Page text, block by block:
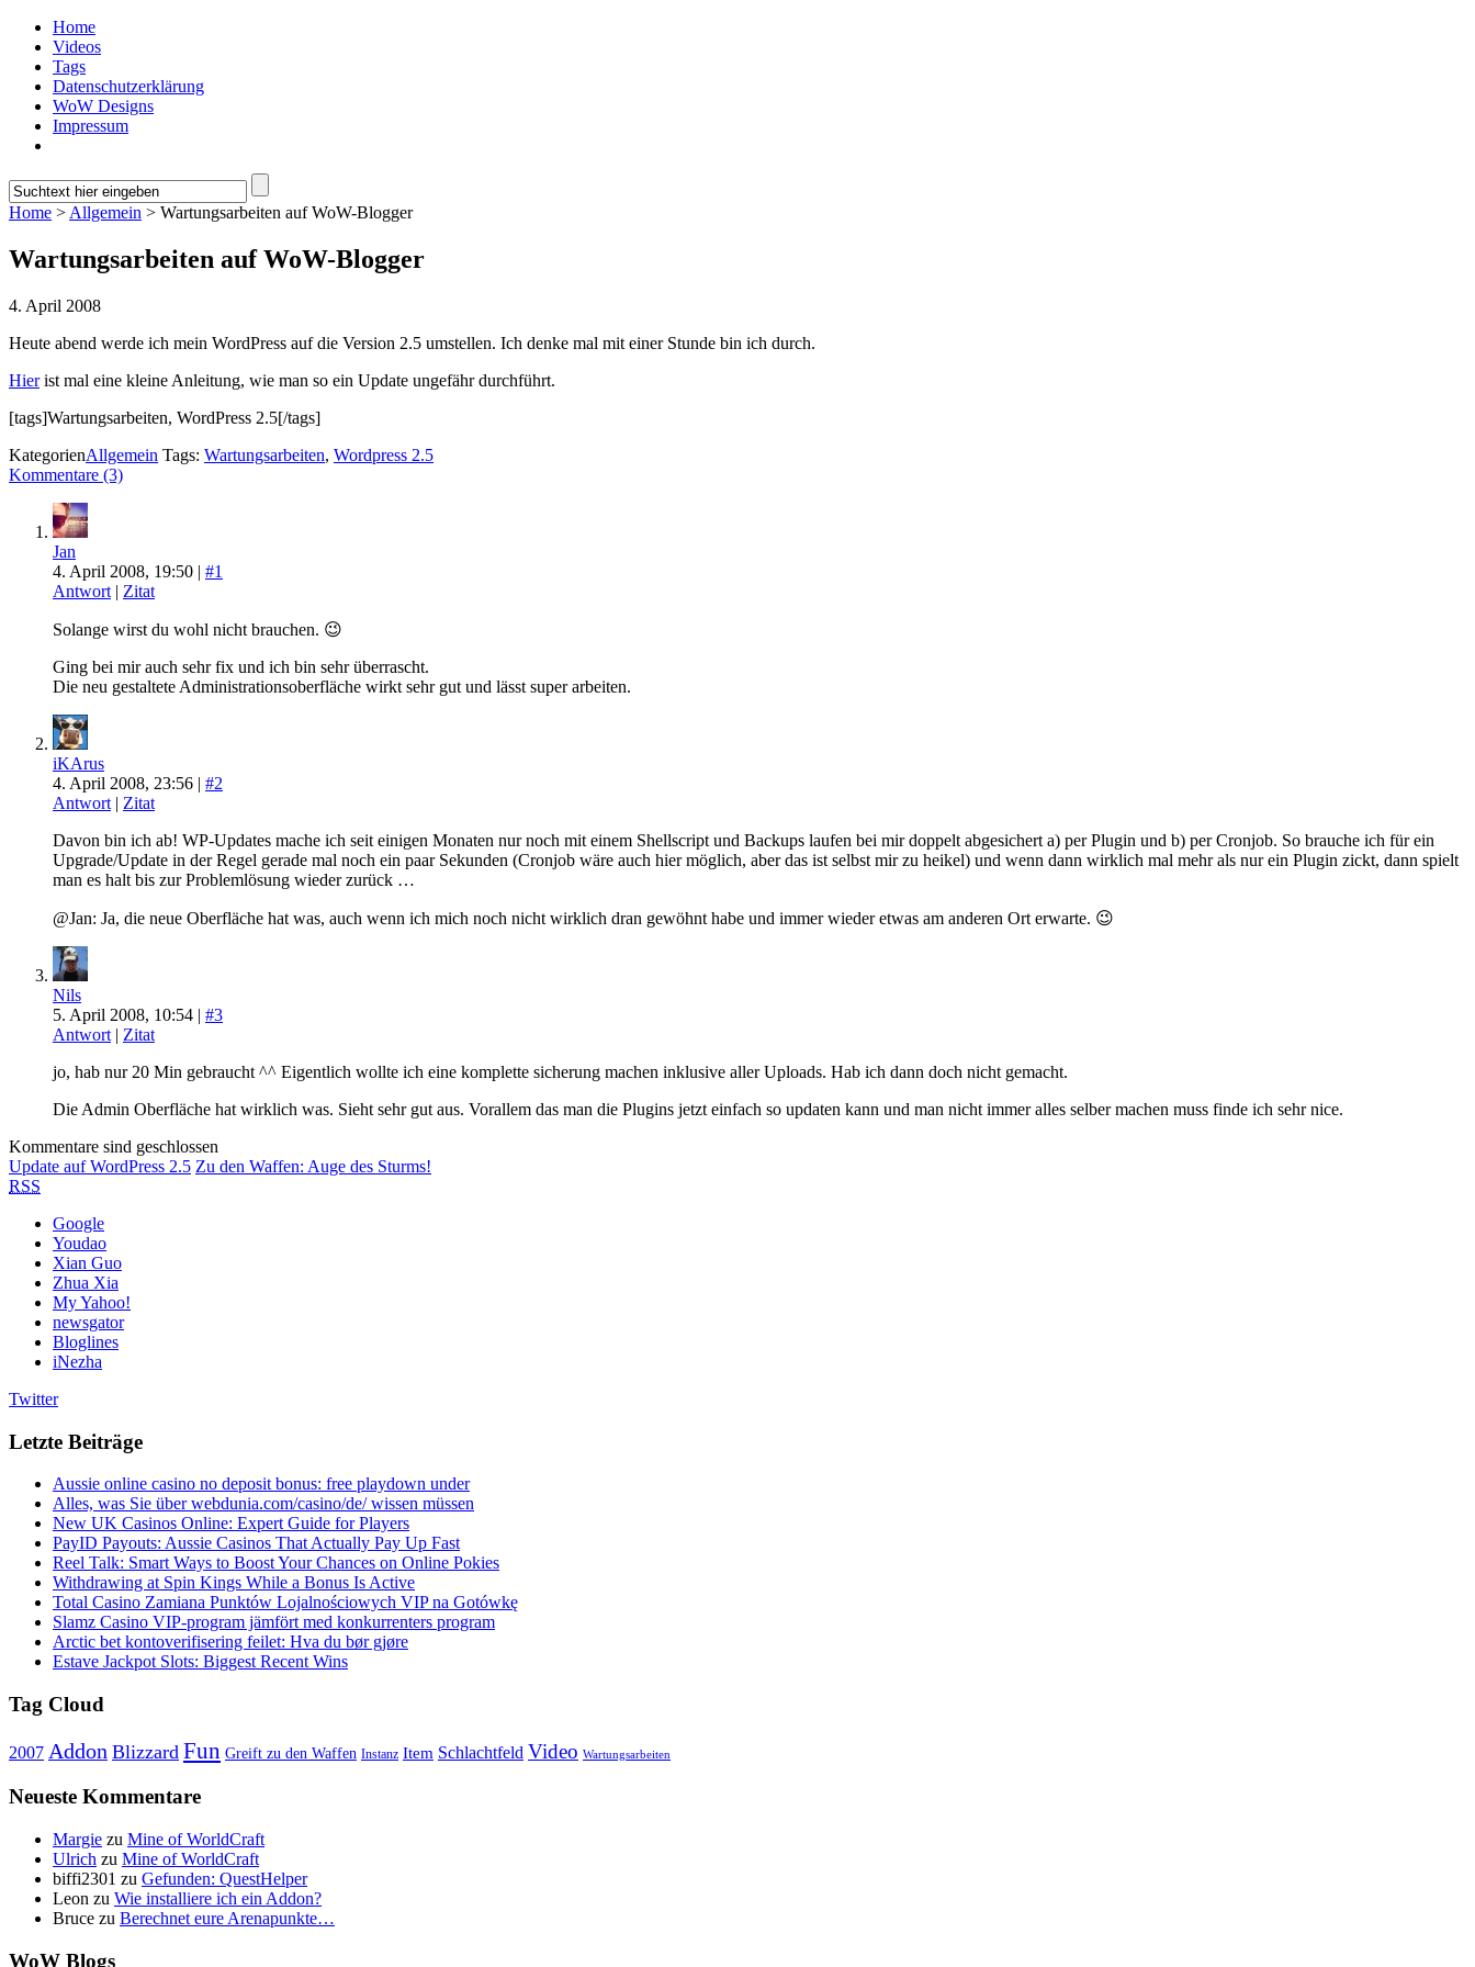
Home
Videos
Tags
Datenschutzerklärung
WoW Designs
Impressum
Home > Allgemein > Wartungsarbeiten auf WoW-Blogger
Wartungsarbeiten auf WoW-Blogger
4. April 2008
Heute abend werde ich mein WordPress auf die Version 2.5 umstellen. Ich denke mal mit einer Stunde bin ich durch.
Hierist mal eine kleine Anleitung, wie man so ein Update ungefähr durchführt.
[tags]Wartungsarbeiten, WordPress 2.5[/tags]
KategorienAllgemein Tags: Wartungsarbeiten, Wordpress 2.5
Kommentare (3)
Jan
4. April 2008, 19:50 | #1
Antwort | Zitat
Solange wirst du wohl nicht brauchen. 😉
Ging bei mir auch sehr fix und ich bin sehr überrascht.
Die neu gestaltete Administrationsoberfläche wirkt sehr gut und lässt super arbeiten.
iKArus
4. April 2008, 23:56 | #2
Antwort | Zitat
Davon bin ich ab! WP-Updates mache ich seit einigen Monaten nur noch mit einem Shellscript und Backups laufen bei mir doppelt abgesichert a) per Plugin und b) per Cronjob. So brauche ich für ein
Upgrade/Update in der Regel gerade mal noch ein paar Sekunden (Cronjob wäre auch hier möglich, aber das ist selbst mir zu heikel) und wenn dann wirklich mal mehr als nur ein Plugin zickt, dann spielt
man es halt bis zur Problemlösung wieder zurück …
@Jan: Ja, die neue Oberfläche hat was, auch wenn ich mich noch nicht wirklich dran gewöhnt habe und immer wieder etwas am anderen Ort erwarte. 😉
Nils
5. April 2008, 10:54 | #3
Antwort | Zitat
jo, hab nur 20 Min gebraucht ^^ Eigentlich wollte ich eine komplette sicherung machen inklusive aller Uploads. Hab ich dann doch nicht gemacht.
Die Admin Oberfläche hat wirklich was. Sieht sehr gut aus. Vorallem das man die Plugins jetzt einfach so updaten kann und man nicht immer alles selber machen muss finde ich sehr nice.
Kommentare sind geschlossen
Update auf WordPress 2.5 Zu den Waffen: Auge des Sturms!
RSS
Google
Youdao
Xian Guo
Zhua Xia
My Yahoo!
newsgator
Bloglines
iNezha
Twitter
Letzte Beiträge
Aussie online casino no deposit bonus: free playdown under
Alles, was Sie über webdunia.com/casino/de/ wissen müssen
New UK Casinos Online: Expert Guide for Players
PayID Payouts: Aussie Casinos That Actually Pay Up Fast
Reel Talk: Smart Ways to Boost Your Chances on Online Pokies
Withdrawing at Spin Kings While a Bonus Is Active
Total Casino Zamiana Punktów Lojalnościowych VIP na Gotówkę
Slamz Casino VIP-program jämfört med konkurrenters program
Arctic bet kontoverifisering feilet: Hva du bør gjøre
Estave Jackpot Slots: Biggest Recent Wins
Tag Cloud
2007 Addon Blizzard Fun Greift zu den Waffen Instanz Item Schlachtfeld Video Wartungsarbeiten
Neueste Kommentare
Margie zu Mine of WorldCraft
Ulrich zu Mine of WorldCraft
biffi2301 zu Gefunden: QuestHelper
Leon zu Wie installiere ich ein Addon?
Bruce zu Berechnet eure Arenapunkte…
WoW Blogs